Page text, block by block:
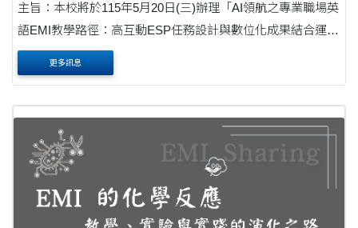
主旨：本校將於115年5月20日(三)辦理「AI領航之專業職場英
語EMI教學路徑：高互動ESP任務設計與數位化成果結合運
用」講座，敬邀貴校EMI教師參加。公文 說明： 一、為提升
大學教師專業職場英語授課能力、促進跨校教師交....
更多訊息